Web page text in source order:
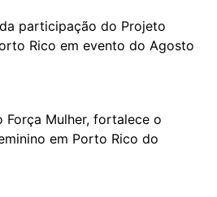
participação do Projeto
Rico em evento do Agosto
Força Mulher, fortalece o
em Porto Rico do